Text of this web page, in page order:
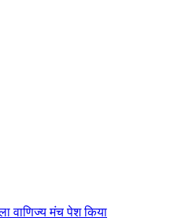
वणजय मच पश कय